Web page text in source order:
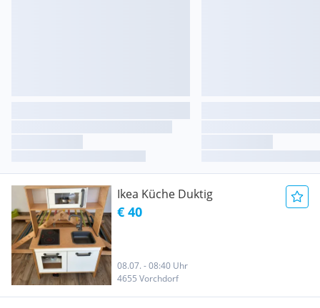
Ikea Küche Duktig
€ 40
08.07. - 08:40 Uhr
4655 Vorchdorf